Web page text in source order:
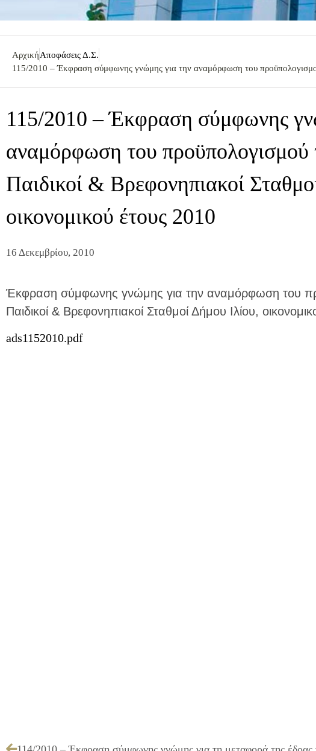
ΑρχικήΑποφάσεις Δ.Σ.
115/2010 – Έκφραση σύμφωνης γνώμης για την αναμόρφωση του
115/2010 – Έκφραση σύμφωνης
αναμόρφωση του
Παιδικοί & Βρεφονηπιακοί
οικονομικού έτους 2010
16 Δεκεμβρίου, 2010
Έκφραση σύμφωνης γνώμης για την αναμόρφωση του
Παιδικοί & Βρεφονηπιακοί Σταθμοί Δήμου Ιλίου,
ads1152010.pdf